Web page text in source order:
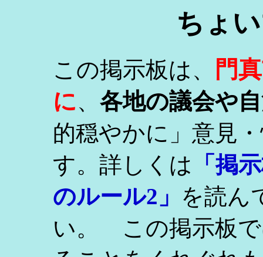
ちょ
この掲示板は、
門
に、 各地の議会や
的穏やかに」意見
す。詳しくは
「掲
のルール2」 を読ん
い。 この掲示板で